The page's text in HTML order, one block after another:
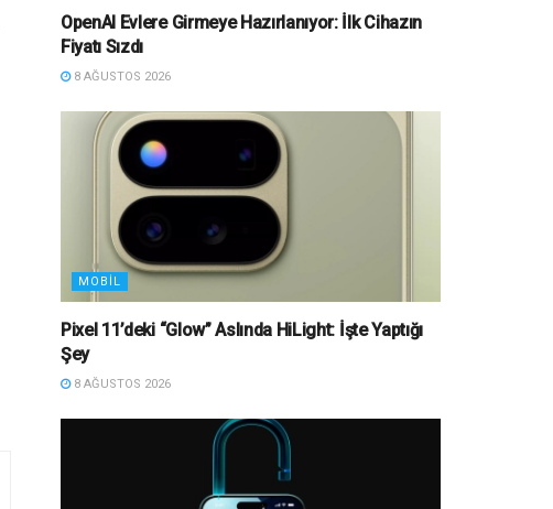
OpenAI Evlere Girmeye Hazırlanıyor: İlk Cihazın
Fiyatı Sızdı
8 AĞUSTOS 2026
MOBIL
Pixel 11’deki “Glow” Aslında HiLight: İşte Yaptığı
Şey
8 AĞUSTOS 2026